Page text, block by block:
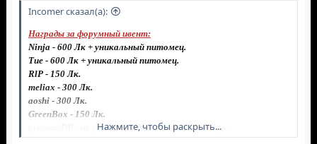
Inсоmer сказал(а):
Награды за форумный ивент:
Ninja - 600 Лк + уникальный питомец.
Tue - 600 Лк + уникальный питомец.
RlP - 150 Лк.
meliax - 300 Лк.
aoshi - 300 Лк.
GreenBox - 150 Лк.
pressureDB - не угадал не одного тотализатора.
EA - 300 Лк.
Нажмите, чтобы раскрыть...